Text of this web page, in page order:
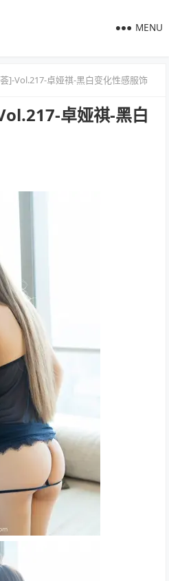
MENU
]-Vol.217-卓娅祺-黑白变化性感服饰
卓娅祺-黑白